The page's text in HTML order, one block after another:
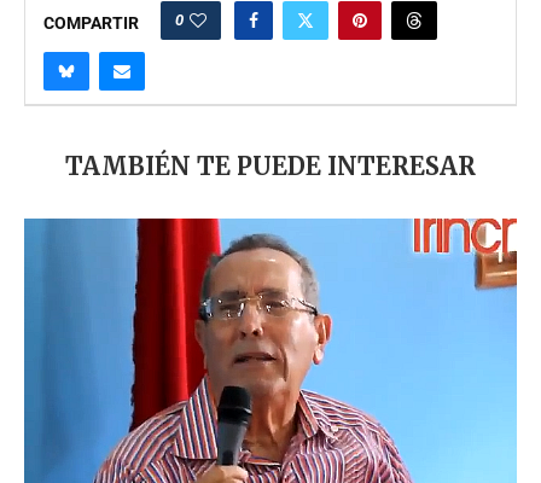
COMPARTIR 0
TAMBIÉN TE PUEDE INTERESAR